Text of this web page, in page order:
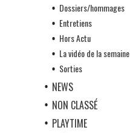
Dossiers/hommages
Entretiens
Hors Actu
La vidéo de la semaine
Sorties
NEWS
NON CLASSÉ
PLAYTIME